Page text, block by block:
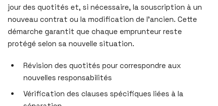
jour des quotités et, si nécessaire, la souscription à un
nouveau contrat ou la modification de l’ancien. Cette
démarche garantit que chaque emprunteur reste
protégé selon sa nouvelle situation.
Révision des quotités pour correspondre aux
nouvelles responsabilités
Vérification des clauses spécifiques liées à la